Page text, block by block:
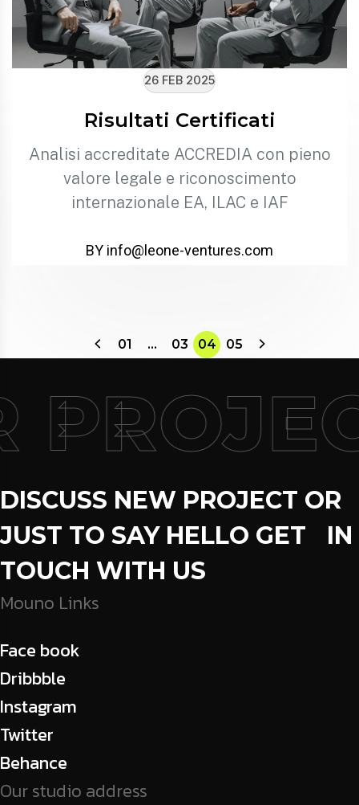
26 FEB 2025
Risultati Certificati
Analisi accreditate ACCREDIA con pieno
valore legale e riconoscimento
internazionale EA, ILAC e IAF
BY info@leone-ventures.com
01 … 03 04 05
DISCUSS NEW PROJECT OR
JUST TO SAY HELLO GET IN
TOUCH WITH US
Mouno Links
Face book
Dribbble
Instagram
Twitter
Behance
Our studio address